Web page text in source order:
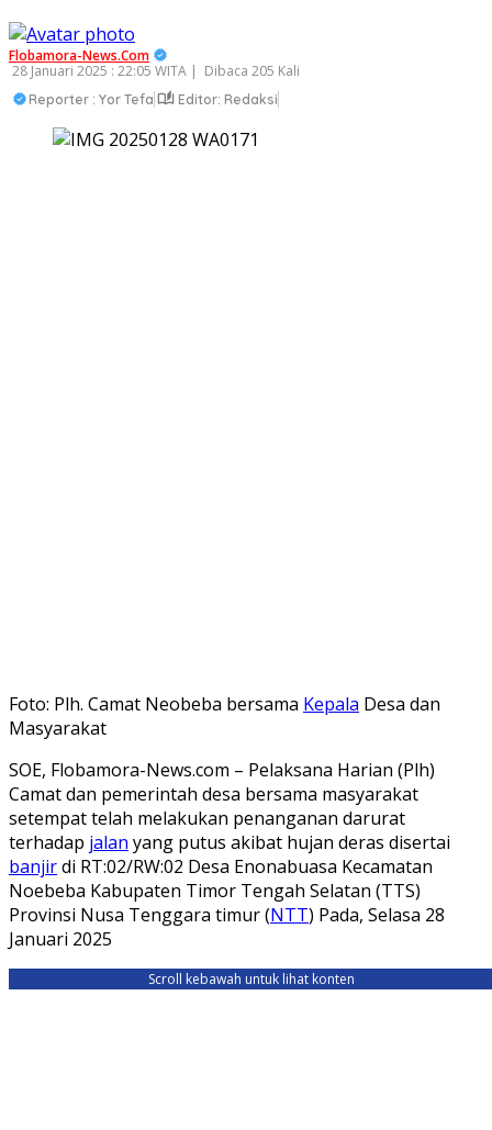
Flobamora-News.Com
28 Januari 2025 : 22:05 WITA | Dibaca 205 Kali
Reporter : Yor Tefa Editor: Redaksi
Foto: Plh. Camat Neobeba bersama Kepala Desa dan
Masyarakat
SOE, Flobamora-News.com – Pelaksana Harian (Plh)
Camat dan pemerintah desa bersama masyarakat
setempat telah melakukan penanganan darurat
terhadap jalan yang putus akibat hujan deras disertai
banjirdi RT:02/RW:02 Desa Enonabuasa Kecamatan
Noebeba Kabupaten Timor Tengah Selatan (TTS)
Provinsi Nusa Tenggara timur (NTT) Pada, Selasa 28
Januari 2025
Scroll kebawah untuk lihat konten